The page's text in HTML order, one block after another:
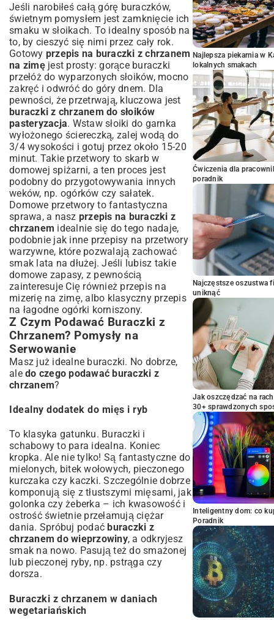
Jeśli narobiłeś całą górę buraczków,
świetnym pomysłem jest zamknięcie ich
smaku w słoikach. To idealny sposób na
to, by cieszyć się nimi przez cały rok.
Gotowy przepis na buraczki z chrzanem
na zimęjest prosty: gorące buraczki
przełóż do wyparzonych słoików, mocno
zakręć i odwróć do góry dnem. Dla
pewności, że przetrwają, kluczowa jest
buraczki z chrzanem do słoików
pasteryzacja. Wstaw słoiki do garnka
wyłożonego ściereczką, zalej wodą do
3/4 wysokości i gotuj przez około 15-20
minut. Takie przetwory to skarb w
domowej spiżarni, a ten proces jest
podobny do przygotowywania innych
weków, np. ogórków czy sałatek.
Domowe przetwory to fantastyczna
sprawa, a nasz przepis na buraczki z
chrzanem idealnie się do tego nadaje,
podobnie jak inne przepisy na przetwory
warzywne, które pozwalają zachować
smak lata na dłużej. Jeśli lubisz takie
domowe zapasy, z pewnością
zainteresuje Cię również przepis na
mizerię na zimę, albo klasyczny przepis
na łagodne ogórki korniszony.
Z Czym Podawać Buraczki z
Chrzanem? Pomysły na
Serwowanie
Masz już idealne buraczki. No dobrze,
ale do czego podawać buraczki z
chrzanem?
Idealny dodatek do mięs i ryb
To klasyka gatunku. Buraczki i
schabowy to para idealna. Koniec
kropka. Ale nie tylko! Są fantastyczne do
mielonych, bitek wołowych, pieczonego
kurczaka czy kaczki. Szczególnie dobrze
komponują się z tłustszymi mięsami, jak
golonka czy żeberka – ich kwasowość i
ostrość świetnie przełamują ciężar
dania. Spróbuj podać buraczki z
chrzanem do wieprzowiny, a odkryjesz
smak na nowo. Pasują też do smażonej
lub pieczonej ryby, np. pstrąga czy
dorsza.
Buraczki z chrzanem w daniach
wegetariańskich
Najlepsza piekarnia w
lokalnych smakach
Ćwiczenia dla
poradnik
Najczęstsze oszustwa
uniknąć
Jak oszczędzać na
30+ sprawdzonych
Inteligentny dom: co
Poradnik